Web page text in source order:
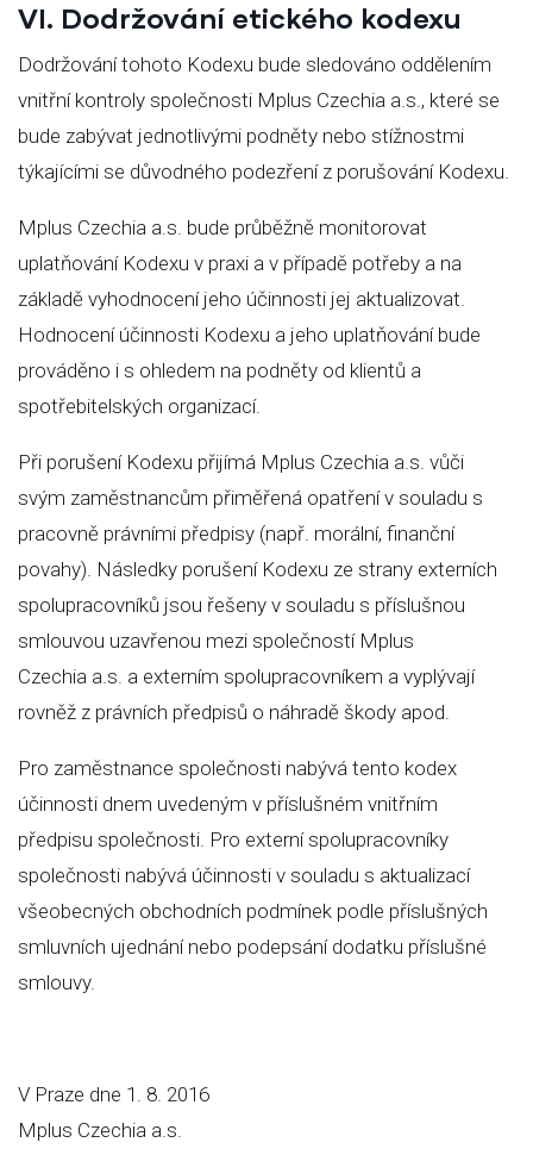
VI. Dodržování etického kodexu
Dodržování tohoto Kodexu bude sledováno oddělením
vnitřní kontroly společnosti Mplus Czechia a.s., které se
bude zabývat jednotlivými podněty nebo stížnostmi
týkajícími se důvodného podezření z porušování Kodexu.
Mplus Czechia a.s. bude průběžně monitorovat
uplatňování Kodexu v praxi a v případě potřeby a na
základě vyhodnocení jeho účinnosti jej aktualizovat.
Hodnocení účinnosti Kodexu a jeho uplatňování bude
prováděno i s ohledem na podněty od klientů a
spotřebitelských organizací.
Při porušení Kodexu přijímá Mplus Czechia a.s. vůči
svým zaměstnancům přiměřená opatření v souladu s
pracovně právními předpisy (např. morální, finanční
povahy). Následky porušení Kodexu ze strany externích
spolupracovníků jsou řešeny v souladu s příslušnou
smlouvou uzavřenou mezi společností Mplus
Czechia a.s. a externím spolupracovníkem a vyplývají
rovněž z právních předpisů o náhradě škody apod.
Pro zaměstnance společnosti nabývá tento kodex
účinnosti dnem uvedeným v příslušném vnitřním
předpisu společnosti. Pro externí spolupracovníky
společnosti nabývá účinnosti v souladu s aktualizací
všeobecných obchodních podmínek podle příslušných
smluvních ujednání nebo podepsání dodatku příslušné
smlouvy.
V Praze dne 1. 8. 2016
Mplus Czechia a.s.